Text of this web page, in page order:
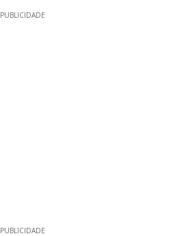
PUBLICIDADE
PUBLICIDADE